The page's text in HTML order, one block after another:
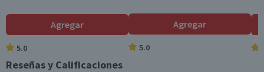
Agregar
5.0
Agregar
5.0
Reseñas y Calificaciones